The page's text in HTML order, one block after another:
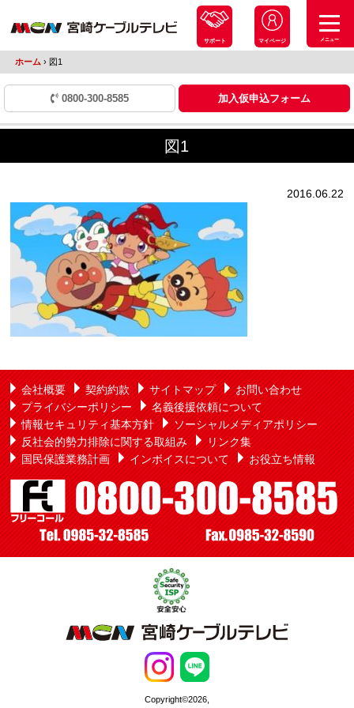
サポート マイページ メニュー
ホーム ›図1
0800-300-8585 加入仮申込フォーム
図1
2016.06.22
会社概要 契約約款 サイトマップ
お問い合わせ
プライバシーポリシー
名義後援依頼について
情報セキュリティ基本方針
ソーシャルメディアポリシー
反社会的勢力排除に関する取組み
リンク集
国民保護業務計画
インボイスについて お役立ち情報
Copyright©2026,